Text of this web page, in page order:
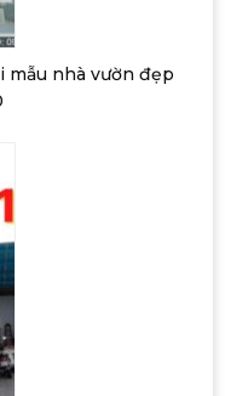
mẫu nhà vườn đẹp